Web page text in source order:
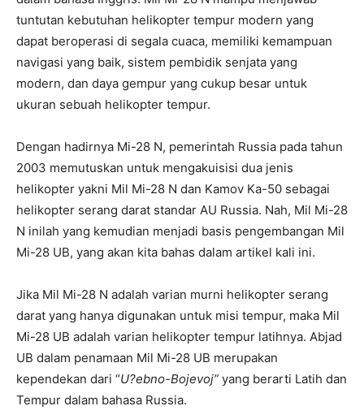
tuntutan kebutuhan helikopter tempur modern yang
dapat beroperasi di segala cuaca, memiliki kemampuan
navigasi yang baik, sistem pembidik senjata yang
modern, dan daya gempur yang cukup besar untuk
ukuran sebuah helikopter tempur.
Dengan hadirnya Mi-28 N, pemerintah Russia pada tahun
2003 memutuskan untuk mengakuisisi dua jenis
helikopter yakni Mil Mi-28 N dan Kamov Ka-50 sebagai
helikopter serang darat standar AU Russia. Nah, Mil Mi-28
N inilah yang kemudian menjadi basis pengembangan Mil
Mi-28 UB, yang akan kita bahas dalam artikel kali ini.
Jika Mil Mi-28 N adalah varian murni helikopter serang
darat yang hanya digunakan untuk misi tempur, maka Mil
Mi-28 UB adalah varian helikopter tempur latihnya. Abjad
UB dalam penamaan Mil Mi-28 UB merupakan
kependekan dari “U?ebno-Bojevoj” yang berarti Latih dan
Tempur dalam bahasa Russia.